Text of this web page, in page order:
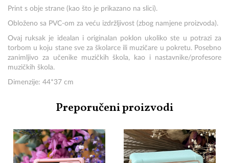
Print s obje strane (kao što je prikazano na slici).
Obloženo sa PVC-om za veću izdržljivost (zbog namjene proizvoda).
Ovaj ruksak je idealan i originalan poklon ukoliko ste u potrazi za
torbom u koju stane sve za školarce ili muzičare u pokretu. Posebno
zanimljivo za učenike muzičkih škola, kao i nastavnike/profesore
muzičkih škola.
Dimenzije: 44*37 cm
Preporučeni proizvodi